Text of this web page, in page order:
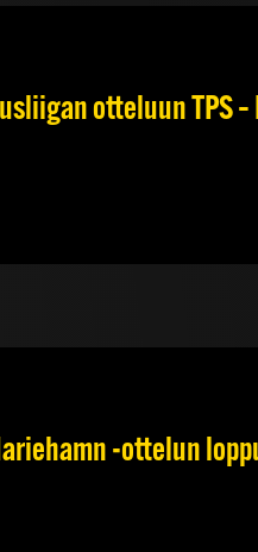
otteluun TPS
-ottelun